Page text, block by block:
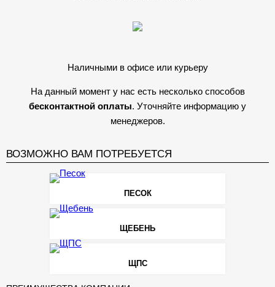
Наличными в офисе или курьеру
На данный момент у нас есть несколько способов
бесконтактной оплаты. Уточняйте информацию у
менеджеров.
ВОЗМОЖНО ВАМ ПОТРЕБУЕТСЯ
ПЕСОК
ЩЕБЕНЬ
ЩПС